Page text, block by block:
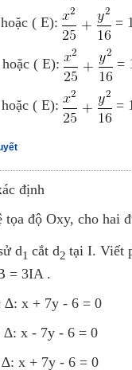
( E): =
( E): =
( E): =
định
tọa độ Oxy, cho hai
d1 cắt d2 tại I. Viết
= 3IA .
∆: x + 7y - 6 = 0
∆: x - 7y - 6 = 0
x + 7y - 6 = 0